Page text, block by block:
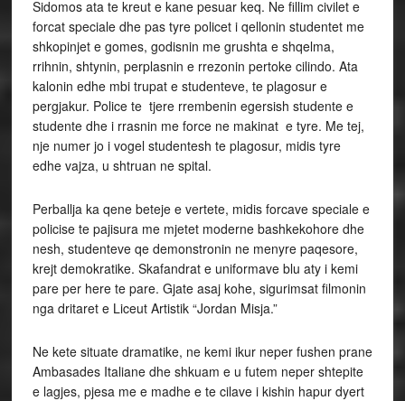
Sidomos ata te kreut e kane pesuar keq. Ne fillim civilet e
forcat speciale dhe pas tyre policet i qellonin studentet me
shkopinjet e gomes, godisnin me grushta e shqelma,
rrihnin, shtynin, perplasnin e rrezonin pertoke cilindo. Ata
kalonin edhe mbi trupat e studenteve, te plagosur e
pergjakur. Police te tjere rrembenin egersish studente e
studente dhe i rrasnin me force ne makinat e tyre. Me tej,
nje numer jo i vogel studentesh te plagosur, midis tyre
edhe vajza, u shtruan ne spital.
Perballja ka qene beteje e vertete, midis forcave speciale e
policise te pajisura me mjetet moderne bashkekohore dhe
nesh, studenteve qe demonstronin ne menyre paqesore,
krejt demokratike. Skafandrat e uniformave blu aty i kemi
pare per here te pare. Gjate asaj kohe, sigurimsat filmonin
nga dritaret e Liceut Artistik “Jordan Misja.”
Ne kete situate dramatike, ne kemi ikur neper fushen prane
Ambasades Italiane dhe shkuam e u futem neper shtepite
e lagjes, pjesa me e madhe e te cilave i kishin hapur dyert